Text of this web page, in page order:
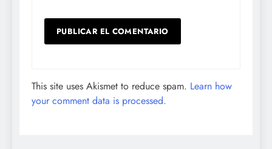
This site uses Akismet to reduce spam. Learn how
your comment data is processed.